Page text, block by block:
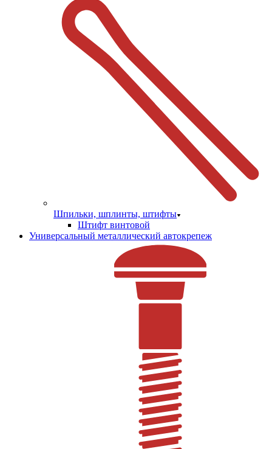
Шпильки, шплинты, штифты
Штифт винтовой
Универсальный металлический автокрепеж